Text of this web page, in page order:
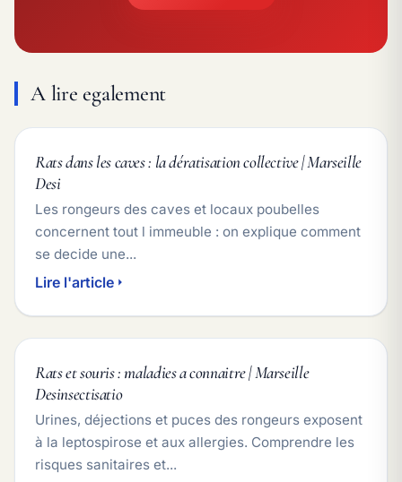
A lire egalement
Rats dans les caves : la dératisation collective | Marseille
Desi
Les rongeurs des caves et locaux poubelles
concernent tout l immeuble : on explique comment
se decide une...
Lire l'article
Rats et souris : maladies a connaitre | Marseille
Desinsectisatio
Urines, déjections et puces des rongeurs exposent
à la leptospirose et aux allergies. Comprendre les
risques sanitaires et...